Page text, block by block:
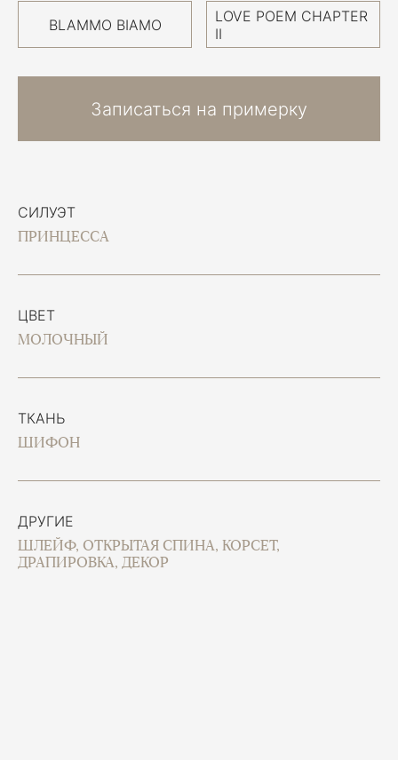
СИЛУЭТ
ПРИНЦЕССА
ЦВЕТ
МОЛОЧНЫЙ
ТКАНЬ
ШИФОН
ДРУГИЕ
ШЛЕЙФ, ОТКРЫТАЯ СПИНА, КОРСЕТ,
ДРАПИРОВКА, ДЕКОР
BLAMMO BIAMO
LOVE POEM CHAPTER
II
Записаться на примерку